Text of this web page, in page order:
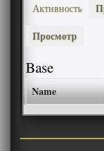
Активность
Просмотр
Base
Name